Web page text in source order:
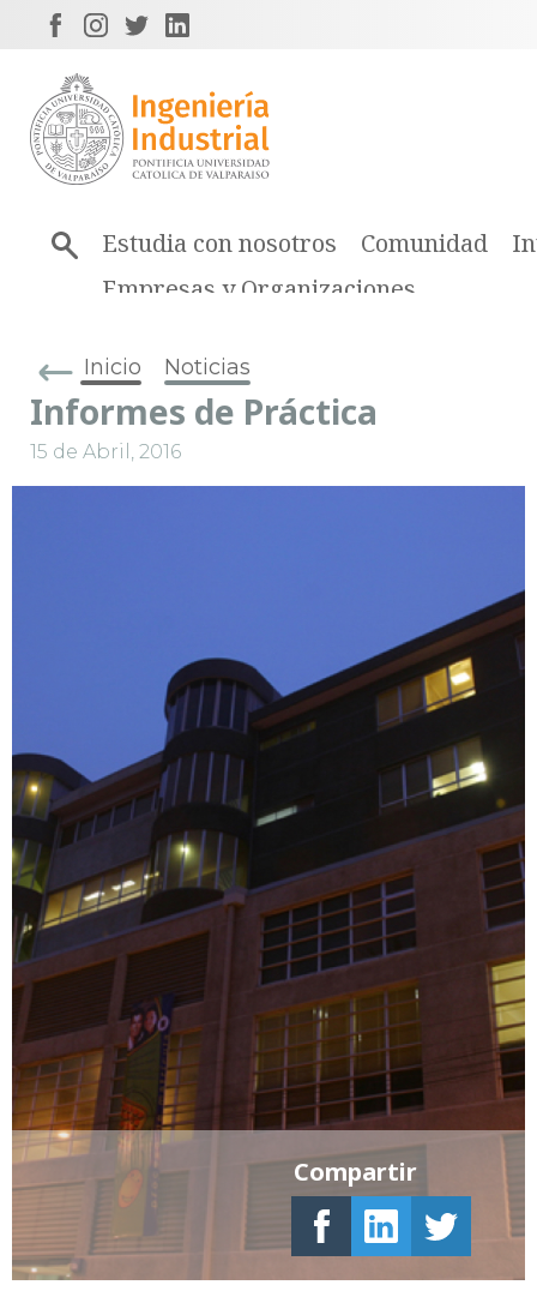
Estudia con nosotros Comunidad
Empresas y Organizaciones
Inicio Noticias
Informes de Práctica
15 de Abril, 2016
Compartir